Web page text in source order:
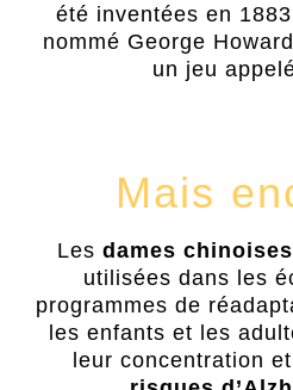
été inventées en
nommé George
un jeu
Mais
Les dames chinoises
utilisées dans les
programmes de
les enfants et les
leur concentration et